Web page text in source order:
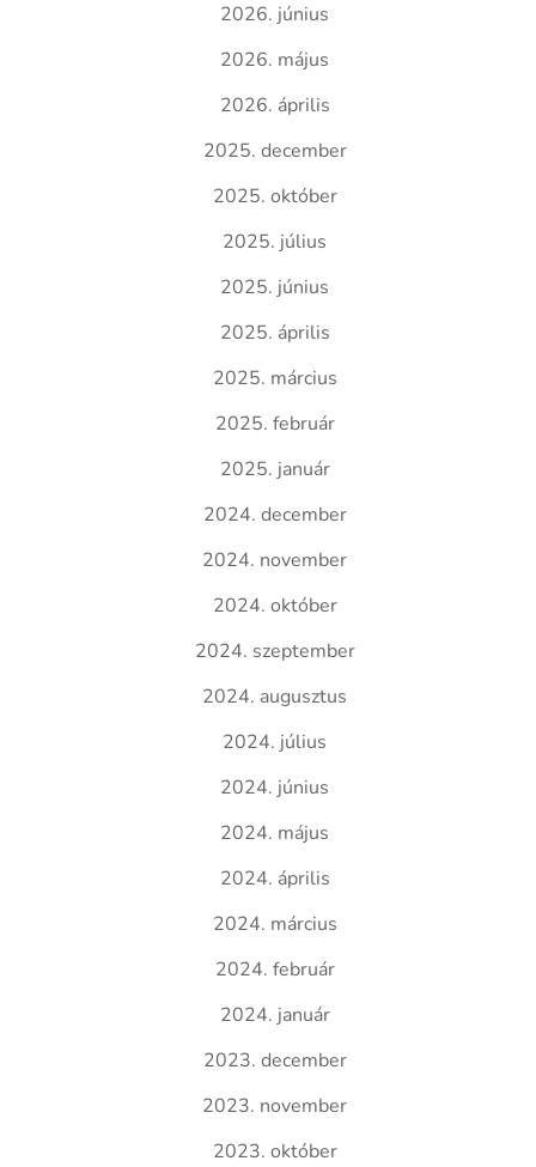
2026. június
2026. május
2026. április
2025. december
2025. október
2025. július
2025. június
2025. április
2025. március
2025. február
2025. január
2024. december
2024. november
2024. október
2024. szeptember
2024. augusztus
2024. július
2024. június
2024. május
2024. április
2024. március
2024. február
2024. január
2023. december
2023. november
2023. október